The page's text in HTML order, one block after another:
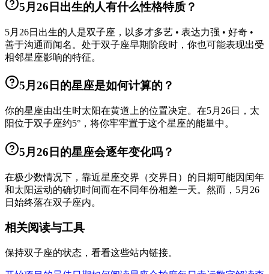
5月26日出生的人有什么性格特质？
5月26日出生的人是双子座，以多才多艺 • 表达力强 • 好奇 •
善于沟通而闻名。处于双子座早期阶段时，你也可能表现出受
相邻星座影响的特征。
5月26日的星座是如何计算的？
你的星座由出生时太阳在黄道上的位置决定。在5月26日，太
阳位于双子座约5°，将你牢牢置于这个星座的能量中。
5月26日的星座会逐年变化吗？
在极少数情况下，靠近星座交界（交界日）的日期可能因闰年
和太阳运动的确切时间而在不同年份相差一天。然而，5月26
日始终落在双子座内。
相关阅读与工具
保持双子座的状态，看看这些站内链接。